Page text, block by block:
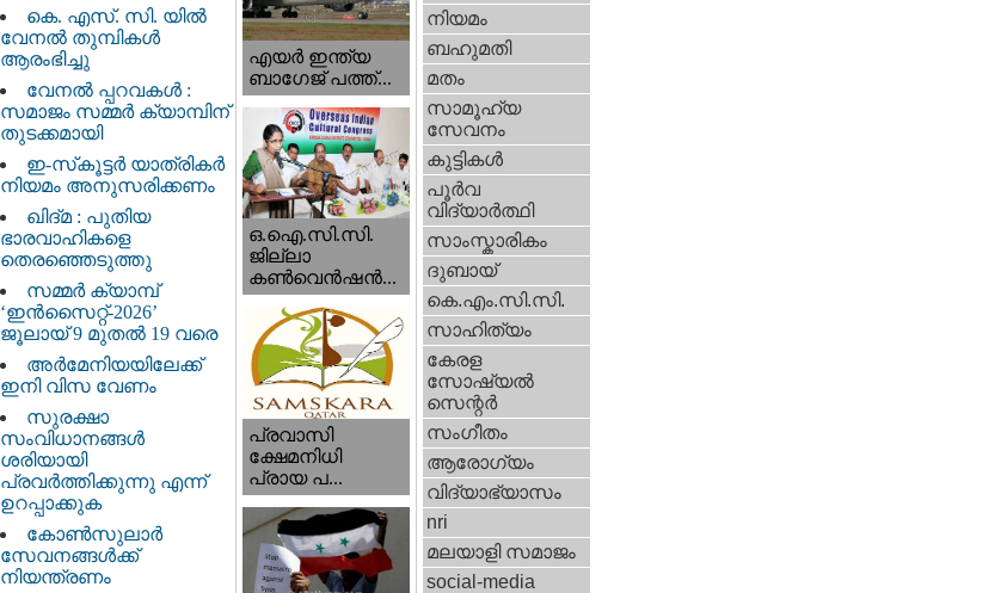
കെ. എസ്. സി. യിൽ
വേനൽ തുമ്പികൾ
ആരംഭിച്ചു
വേനൽ പ്പറവകൾ :
സമാജം സമ്മർ ക്യാമ്പിന്
തുടക്കമായി
ഇ-സ്‌കൂട്ടർ യാത്രികർ
നിയമം അനുസരിക്കണം
ഖിദ്മ : പുതിയ
ഭാരവാഹികളെ
തെരഞ്ഞെടുത്തു
സമ്മർ ക്യാമ്പ്
‘ഇൻസൈറ്റ്-2026’
ജൂലായ് 9 മുതൽ 19 വരെ
അർമേനിയയിലേക്ക്
ഇനി വിസ വേണം
സുരക്ഷാ
സംവിധാനങ്ങൾ
ശരിയായി
പ്രവർത്തിക്കുന്നു എന്ന്
ഉറപ്പാക്കുക
കോൺസുലാർ
സേവനങ്ങൾക്ക്
നിയന്ത്രണം
എയര്‍ ഇന്ത്യ
ബാഗേജ് പത്ത്...
ഒ.ഐ.സി.സി.
ജില്ലാ
കൺവെൻഷൻ...
പ്രവാസി
ക്ഷേമനിധി
പ്രായ പ...
നിയമം
ബഹുമതി
മതം
സാമൂഹ്യ
സേവനം
കുട്ടികള്‍
പൂര്‍വ
വിദ്യാര്‍ത്ഥി
സാംസ്കാരികം
ദുബായ്‌
കെ.എം.സി.സി.
സാഹിത്യം
കേരള
സോഷ്യല്‍
സെന്റര്‍
സംഗീതം
ആരോഗ്യം
വിദ്യാഭ്യാസം
nri
മലയാളി സമാജം
social-media